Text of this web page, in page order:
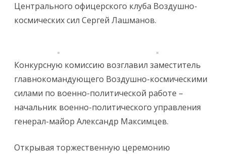
Центрального офицерского клуба Воздушно-
космических сил Сергей Лашманов.
Конкурсную комиссию возглавил заместитель
главнокомандующего Воздушно-космическими
силами по военно-политической работе –
начальник военно-политического управления
генерал-майор Александр Максимцев.
Открывая торжественную церемонию